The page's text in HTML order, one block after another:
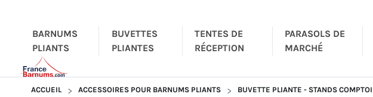
BARNUMS
PLIANTS
BUVETTES
PLIANTES
TENTES DE
RÉCEPTION
PARASOLS DE
MARCHÉ
ACCUEIL ACCESSOIRES POUR BARNUMS PLIANTS BUVETTE PLIANTE - STANDS